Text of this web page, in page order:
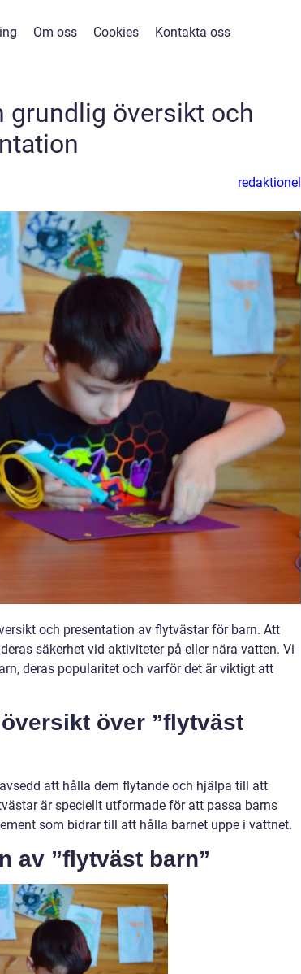
Om oss Cookies Kontakta oss
grundlig översikt och
redaktionel
och presentation av flytvästar för barn. Att
säkerhet vid aktiviteter på eller nära vatten. Vi
deras popularitet och varför det är viktigt att
över ”flytväst
att hålla dem flytande och hjälpa till att
är speciellt utformade för att passa barns
som bidrar till att hålla barnet uppe i vattnet.
av ”flytväst barn”